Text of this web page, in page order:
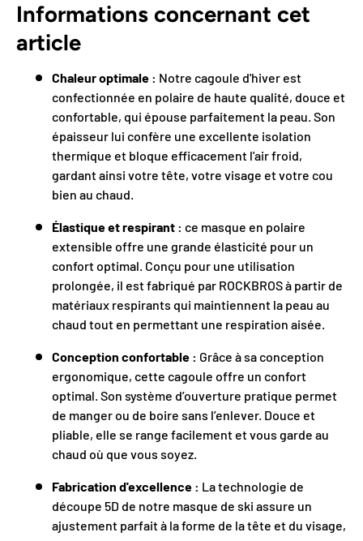
Informations concernant cet
article
Chaleur optimale : Notre cagoule d'hiver est
confectionnée en polaire de haute qualité, douce et
confortable, qui épouse parfaitement la peau. Son
épaisseur lui confère une excellente isolation
thermique et bloque efficacement l'air froid,
gardant ainsi votre tête, votre visage et votre cou
bien au chaud.
Élastique et respirant : ce masque en polaire
extensible offre une grande élasticité pour un
confort optimal. Conçu pour une utilisation
prolongée, il est fabriqué par ROCKBROS à partir de
matériaux respirants qui maintiennent la peau au
chaud tout en permettant une respiration aisée.
Conception confortable : Grâce à sa conception
ergonomique, cette cagoule offre un confort
optimal. Son système d’ouverture pratique permet
de manger ou de boire sans l’enlever. Douce et
pliable, elle se range facilement et vous garde au
chaud où que vous soyez.
Fabrication d'excellence : La technologie de
découpe 5D de notre masque de ski assure un
ajustement parfait à la forme de la tête et du visage,